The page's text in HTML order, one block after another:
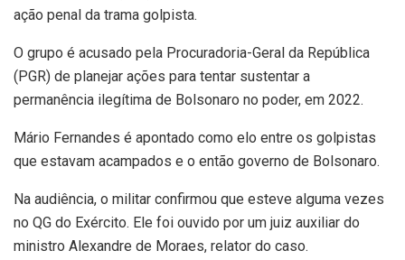
ação penal da trama golpista.
O grupo é acusado pela Procuradoria-Geral da República
(PGR) de planejar ações para tentar sustentar a
permanência ilegítima de Bolsonaro no poder, em 2022.
Mário Fernandes é apontado como elo entre os golpistas
que estavam acampados e o então governo de Bolsonaro.
Na audiência, o militar confirmou que esteve alguma vezes
no QG do Exército. Ele foi ouvido por um juiz auxiliar do
ministro Alexandre de Moraes, relator do caso.